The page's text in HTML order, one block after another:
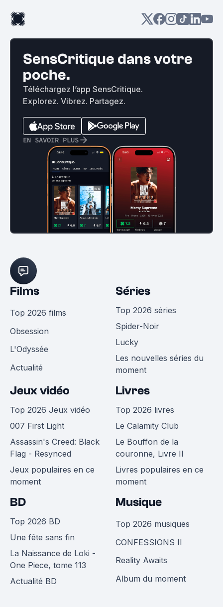
SensCritique dans votre
poche.
Téléchargez l’app SensCritique.
Explorez. Vibrez. Partagez.
EN SAVOIR PLUS
Films
Top 2026 films
Obsession
L'Odyssée
Actualité
Séries
Top 2026 séries
Spider-Noir
Lucky
Les nouvelles séries du
moment
Jeux vidéo
Top 2026 Jeux vidéo
007 First Light
Assassin's Creed: Black
Flag - Resynced
Jeux populaires en ce
moment
Livres
Top 2026 livres
Le Calamity Club
Le Bouffon de la
couronne, Livre II
Livres populaires en ce
moment
BD
Top 2026 BD
Une fête sans fin
La Naissance de Loki -
One Piece, tome 113
Actualité BD
Musique
Top 2026 musiques
CONFESSIONS II
Reality Awaits
Album du moment